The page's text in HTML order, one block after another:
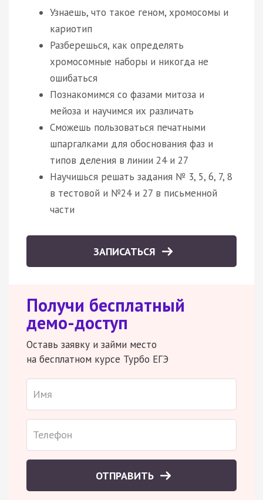
Узнаешь, что такое геном, хромосомы и
кариотип
Разберешься, как определять
хромосомные наборы и никогда не
ошибаться
Познакомимся со фазами митоза и
мейоза и научимся их различать
Сможешь пользоваться печатными
шпаргалками для обоснования фаз и
типов деления в линии 24 и 27
Научишься решать задания № 3, 5, 6, 7, 8
в тестовой и №24 и 27 в письменной
части
ЗАПИСАТЬСЯ
Получи бесплатный
демо-доступ
Оставь заявку и займи место
на бесплатном курсе Турбо ЕГЭ
ОТПРАВИТЬ